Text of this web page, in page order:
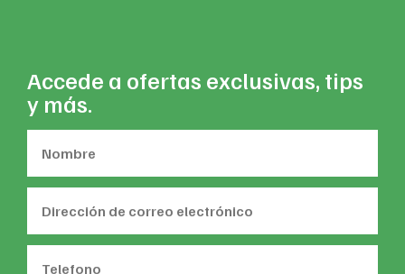
Accede a ofertas exclusivas, tips
y más.